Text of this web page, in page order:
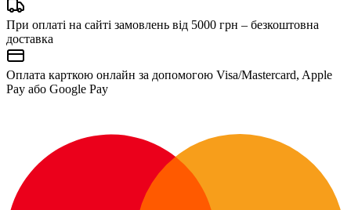
При оплаті на сайті замовлень від 5000 грн – безкоштовна
доставка
Оплата карткою онлайн за допомогою Visa/Mastercard, Apple
Pay або Google Pay